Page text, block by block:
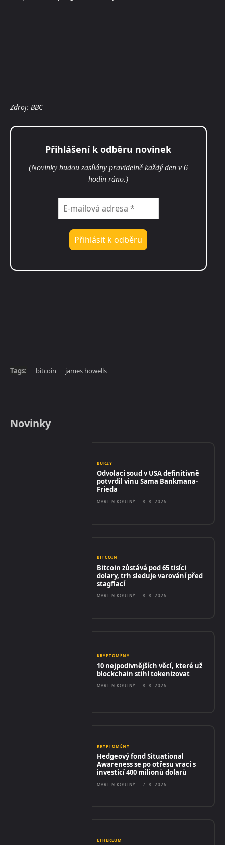
Zdroj: BBC
Přihlášení k odběru novinek
(Novinky budou zasílány pravidelně každý den v 6
hodin ráno.)
Tags: bitcoin james howells
Novinky
BURZY
Odvolací soud v USA definitivně
potvrdil vinu Sama Bankmana-
Frieda
MARTIN KOUTNÝ - 8. 8. 2026
BITCOIN
Bitcoin zůstává pod 65 tisíci
dolary, trh sleduje varování před
stagflací
MARTIN KOUTNÝ - 8. 8. 2026
KRYPTOMĚNY
10 nejpodivnějších věcí, které už
blockchain stihl tokenizovat
MARTIN KOUTNÝ - 8. 8. 2026
KRYPTOMĚNY
Hedgeový fond Situational
Awareness se po otřesu vrací s
investicí 400 milionů dolarů
MARTIN KOUTNÝ - 7. 8. 2026
ETHEREUM